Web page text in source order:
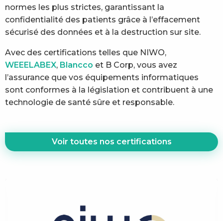
normes les plus strictes, garantissant la
confidentialité des patients grâce à l’effacement
sécurisé des données et à la destruction sur site.
Avec des certifications telles que NIWO,
WEEELABEX, Blancco et B Corp, vous avez
l’assurance que vos équipements informatiques
sont conformes à la législation et contribuent à une
technologie de santé sûre et responsable.
Voir toutes nos certifications